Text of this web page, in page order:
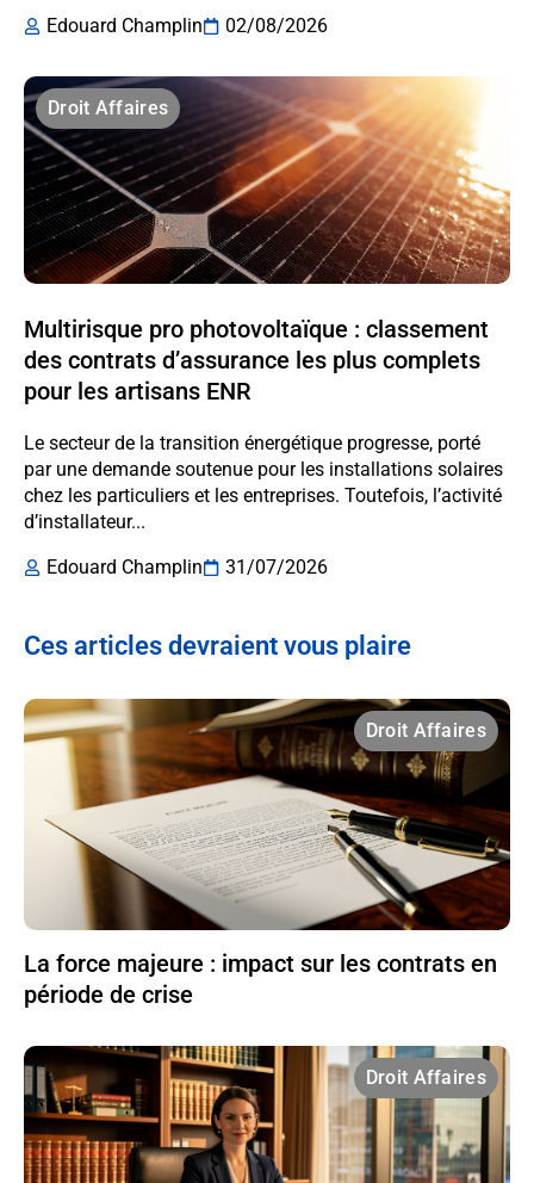
Edouard Champlin 02/08/2026
Droit Affaires
Multirisque pro photovoltaïque : classement
des contrats d’assurance les plus complets
pour les artisans ENR
Le secteur de la transition énergétique progresse, porté
par une demande soutenue pour les installations solaires
chez les particuliers et les entreprises. Toutefois, l’activité
d’installateur...
Edouard Champlin
31/07/2026
Ces articles devraient vous plaire
Droit Affaires
La force majeure : impact sur les contrats en
période de crise
Droit Affaires